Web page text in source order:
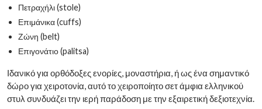
Πετραχήλι (stole)
Επιμάνικα (cuffs)
Ζώνη (belt)
Επιγονάτιο (palitsa)
Ιδανικό για ορθόδοξες ενορίες, μοναστήρια, ή ως ένα σημαντικό
δώρο για χειροτονία, αυτό το χειροποίητο σετ άμφια ελληνικού
στυλ συνδυάζει την ιερή παράδοση με την εξαιρετική δεξιοτεχνία.